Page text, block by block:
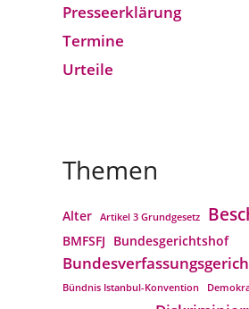
Presseerklärung
Termine
Urteile
Themen
Alter Artikel 3 Grundgesetz
BMFSFJ Bundesgerichtshof
Bündnis Istanbul-Konvention